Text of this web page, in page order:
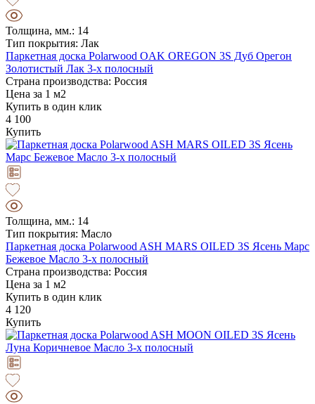
Толщина, мм.: 14
Тип покрытия: Лак
Паркетная доска Polarwood OAK OREGON 3S Дуб Орегон
Золотистый Лак 3-х полосный
Страна производства: Россия
Цена за 1 м2
Купить в один клик
4 100
Купить
Толщина, мм.: 14
Тип покрытия: Масло
Паркетная доска Polarwood ASH MARS OILED 3S Ясень Марс
Бежевое Масло 3-х полосный
Страна производства: Россия
Цена за 1 м2
Купить в один клик
4 120
Купить